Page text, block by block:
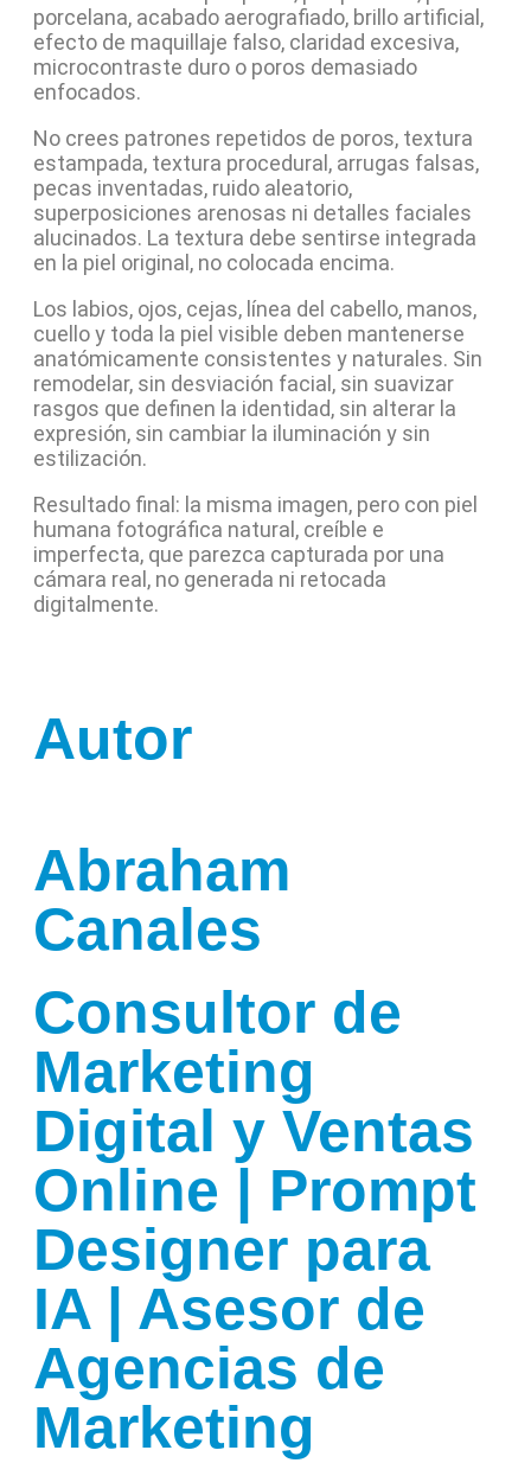
porcelana, acabado aerografiado, brillo artificial,
efecto de maquillaje falso, claridad excesiva,
microcontraste duro o poros demasiado
enfocados.
No crees patrones repetidos de poros, textura
estampada, textura procedural, arrugas falsas,
pecas inventadas, ruido aleatorio,
superposiciones arenosas ni detalles faciales
alucinados. La textura debe sentirse integrada
en la piel original, no colocada encima.
Los labios, ojos, cejas, línea del cabello, manos,
cuello y toda la piel visible deben mantenerse
anatómicamente consistentes y naturales. Sin
remodelar, sin desviación facial, sin suavizar
rasgos que definen la identidad, sin alterar la
expresión, sin cambiar la iluminación y sin
estilización.
Resultado final: la misma imagen, pero con piel
humana fotográfica natural, creíble e
imperfecta, que parezca capturada por una
cámara real, no generada ni retocada
digitalmente.
Autor
Abraham
Canales
Consultor de
Marketing
Digital y Ventas
Online | Prompt
Designer para
IA | Asesor de
Agencias de
Marketing